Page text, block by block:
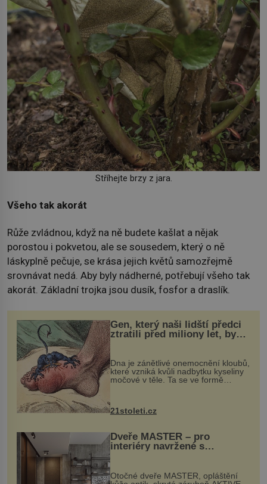
Stříhejte brzy z jara.
Všeho tak akorát
Růže zvládnou, když na ně budete kašlat a nějak
porostou i pokvetou, ale se sousedem, který o ně
láskyplně pečuje, se krása jejich květů samozřejmě
srovnávat nedá. Aby byly nádherné, potřebují všeho tak
akorát. Základní trojka jsou dusík, fosfor a draslík.
Gen, který naši lidští předci
ztratili před miliony let, by
mohl pomoci s léčbou
„nemoci králů“
Dna je zánětlivé onemocnění kloubů,
které vzniká kvůli nadbytku kyseliny
močové v těle. Ta se ve formě
nohou, a způsobuje bole...
21stoleti.cz
Dveře MASTER – pro
interiéry navržené s
rozumem i vášní!
Otočné dveře MASTER, opláštění